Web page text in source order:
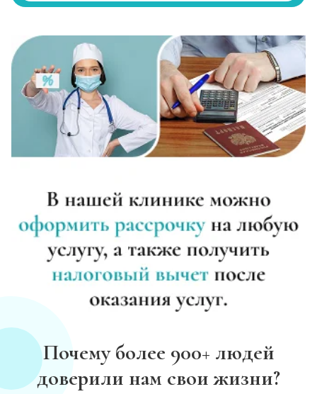
Диагностика алкоголизма
от 750 ₽ Записаться
Лечение похмелья
от 1 100 ₽ Записаться
от 1 450 ₽ Записаться
Прокапаться от алкоголя
от 1 450 ₽ Записаться
Круглосуточный вывод из запоя
от 2 500 ₽
Круглосуточный вывод из запоя
Почему более 900+ людей
доверили нам свои жизни?